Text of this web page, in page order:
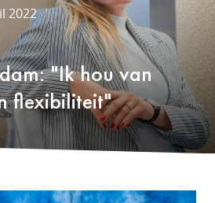
2022
"Ik hou van
flexibiliteit"